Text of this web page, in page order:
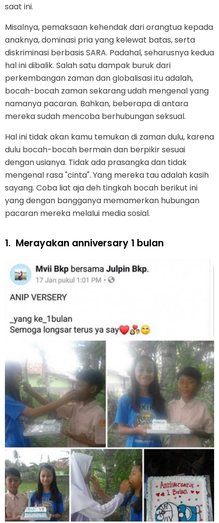
saat ini.
Misalnya, pemaksaan kehendak dari orangtua kepada
anaknya, dominasi pria yang kelewat batas, serta
diskriminasi berbasis SARA. Padahal, seharusnya kedua
hal ini dibalik. Salah satu dampak buruk dari
perkembangan zaman dan globalisasi itu adalah,
bocah-bocah zaman sekarang udah mengenal yang
namanya pacaran. Bahkan, beberapa di antara
mereka sudah mencoba berhubungan seksual.
Hal ini tidak akan kamu temukan di zaman dulu, karena
dulu bocah-bocah bermain dan berpikir sesuai
dengan usianya. Tidak ada prasangka dan tidak
mengenal rasa "cinta". Yang mereka tau adalah kasih
sayang. Coba liat aja deh tingkah bocah berikut ini
yang dengan bangganya memamerkan hubungan
pacaran mereka melalui media sosial.
1. Merayakan anniversary 1 bulan